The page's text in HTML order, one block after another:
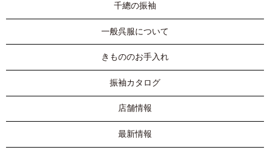
千總の振袖
一般呉服について
きもののお手入れ
振袖カタログ
店舗情報
最新情報